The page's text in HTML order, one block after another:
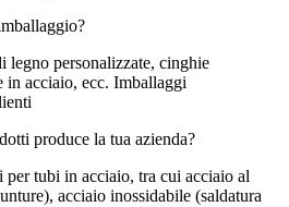
legno personalizzate, cinghie
in acciaio, ecc. Imballaggi
produce la tua azienda?
tubi in acciaio, tra cui acciaio al
acciaio inossidabile (saldatura